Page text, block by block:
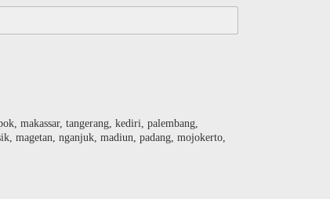
makassar, tangerang, kediri, palembang,
magetan, nganjuk, madiun, padang, mojokerto,